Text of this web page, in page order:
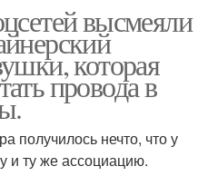
высмеяли
которая
провода в
получилось нечто, что у
и ту же ассоциацию.